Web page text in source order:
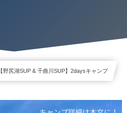
【野尻湖SUP & 千曲川SUP】2daysキャンプ